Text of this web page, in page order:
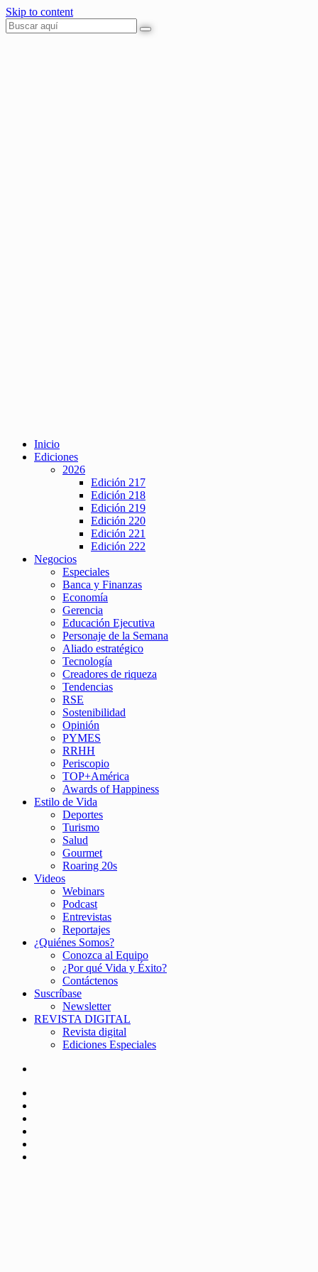
Skip to content
Inicio
Ediciones
2026
Edición 217
Edición 218
Edición 219
Edición 220
Edición 221
Edición 222
Negocios
Especiales
Banca y Finanzas
Economía
Gerencia
Educación Ejecutiva
Personaje de la Semana
Aliado estratégico
Tecnología
Creadores de riqueza
Tendencias
RSE
Sostenibilidad
Opinión
PYMES
RRHH
Periscopio
TOP+América
Awards of Happiness
Estilo de Vida
Deportes
Turismo
Salud
Gourmet
Roaring 20s
Videos
Webinars
Podcast
Entrevistas
Reportajes
¿Quiénes Somos?
Conozca al Equipo
¿Por qué Vida y Éxito?
Contáctenos
Suscríbase
Newsletter
REVISTA DIGITAL
Revista digital
Ediciones Especiales